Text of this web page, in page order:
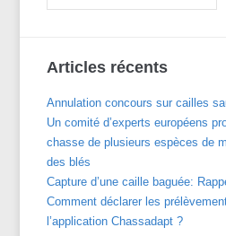
Articles récents
Annulation concours sur cailles
Un comité d’experts européens
chasse de plusieurs espèces de
des blés
Capture d’une caille baguée:
Comment déclarer les
l’application Chassadapt ?